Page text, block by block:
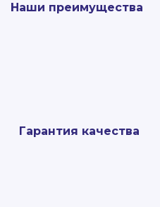
Наши преимущества
Гарантия качества